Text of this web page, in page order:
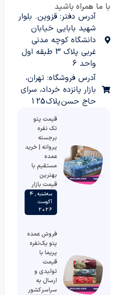
با ما همراه باشید
آدرس دفتر: قزوین. بلوار
شهید بابایی خیابان
دانشگاه کوچه مدنی
غربی پلاک 3 طبقه اول
واحد 6
آدرس فروشگاه: تهران،
بازار پانزده خرداد، سرای
حاج حسن پلاک 125
قیمت پتو
تک نفره
برجسته
پروانه | خرید
عمده
مستقیم با
بهترین
قیمت بازار
سه‌شنبه , 4
آگوست
2026
فروش عمده
پتو یک‌نفره
پریما با
قیمت
تولیدی و
ارسال به
سراسر کشور